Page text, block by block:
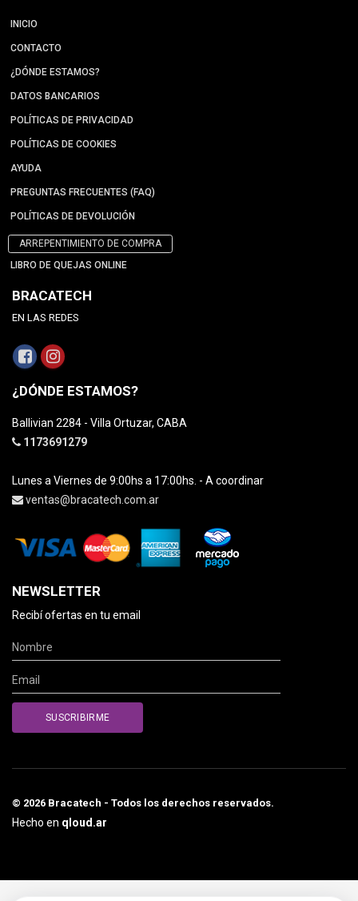
INICIO
CONTACTO
¿DÓNDE ESTAMOS?
DATOS BANCARIOS
POLÍTICAS DE PRIVACIDAD
POLÍTICAS DE COOKIES
AYUDA
PREGUNTAS FRECUENTES (FAQ)
POLÍTICAS DE DEVOLUCIÓN
ARREPENTIMIENTO DE COMPRA
LIBRO DE QUEJAS ONLINE
BRACATECH
EN LAS REDES
¿DÓNDE ESTAMOS?
Ballivian 2284 - Villa Ortuzar, CABA
1173691279
Lunes a Viernes de 9:00hs a 17:00hs. - A coordinar
ventas@bracatech.com.ar
NEWSLETTER
Recibí ofertas en tu email
© 2026 Bracatech - Todos los derechos reservados.
Hecho en qloud.ar